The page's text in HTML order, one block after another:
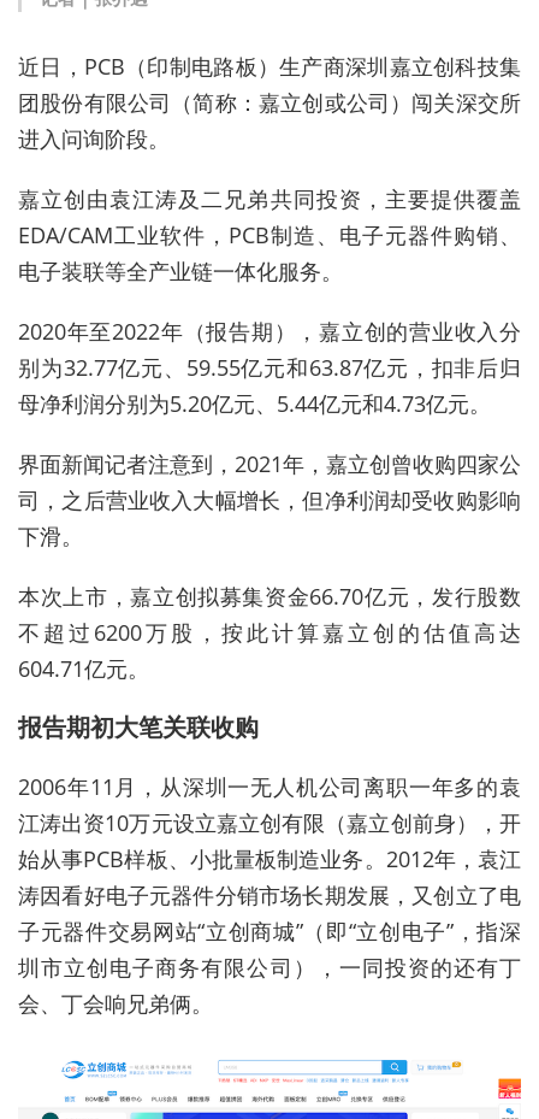
近日，PCB（印制电路板）生产商深圳嘉立创科技集
团股份有限公司（简称：嘉立创或公司）闯关深交所
进入问询阶段。
嘉立创由袁江涛及二兄弟共同投资，主要提供覆盖
EDA/CAM工业软件，PCB制造、电子元器件购销、
电子装联等全产业链一体化服务。
2020年至2022年（报告期），嘉立创的营业收入分
别为32.77亿元、59.55亿元和63.87亿元 ， 扣非后归
母净利润分别为5.20亿元、5.44亿元和4.73亿元。
界面新闻记者注意到，2021年，嘉立创曾收购四家公
司，之后营业收入大幅增长，但净利润却受收购影响
下滑。
本次上市，嘉立创拟募集资金66.70亿元，发行股数
不超过6200万股，按此计算嘉立创的估值高达
604.71亿元。
报告期初大笔关联收购
2006年11月，从深圳一无人机公司离职一年多的袁
江涛出资10万元设立嘉立创有限（嘉立创前身），开
始从事PCB样板、小批量板制造业务。2012年，袁江
涛因看好电子元器件分销市场长期发展，又创立了电
子元器件交易网站“立创商城”（即“立创电子”，指深
圳市立创电子商务有限公司），一同投资的还有丁
会、丁会响兄弟俩。